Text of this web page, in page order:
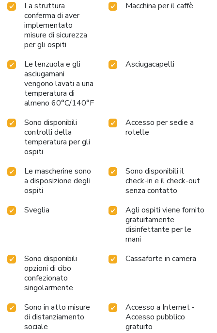
La struttura
conferma di aver
implementato
misure di sicurezza
per gli ospiti
Macchina per il caffè
Le lenzuola e gli
asciugamani
vengono lavati a una
temperatura di
almeno 60°C/140°F
Asciugacapelli
Sono disponibili
controlli della
temperatura per gli
ospiti
Accesso per sedie a
rotelle
Le mascherine sono
a disposizione degli
ospiti
Sono disponibili il
check-in e il check-out
senza contatto
Sveglia
Agli ospiti viene fornito
gratuitamente
disinfettante per le
mani
Sono disponibili
opzioni di cibo
confezionato
singolarmente
Cassaforte in camera
Sono in atto misure
di distanziamento
sociale
Accesso a Internet -
Accesso pubblico
gratuito